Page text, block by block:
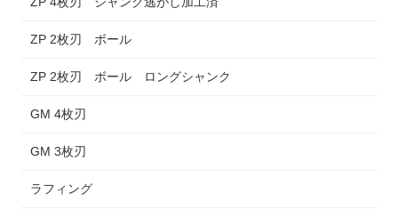
ZP 2枚刃 ボール
ZP 2枚刃 ボール ロングシャンク
GM 4枚刃
GM 3枚刃
ラフィング